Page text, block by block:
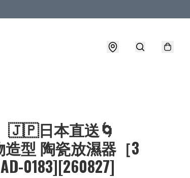
🇯🇵日本直送🌀
造型 陶瓷放濕器［3
0183][260827]